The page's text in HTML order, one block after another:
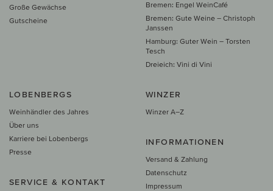
Große Gewächse
Gutscheine
Bremen: Engel WeinCafé
Bremen: Gute Weine – Christoph
Janssen
Hamburg: Guter Wein – Torsten
Tesch
Dreieich: Vini di Vini
LOBENBERGS
Weinhändler des Jahres
Über uns
Karriere bei Lobenbergs
Presse
SERVICE & KONTAKT
WINZER
Winzer A–Z
INFORMATIONEN
Versand & Zahlung
Datenschutz
Impressum